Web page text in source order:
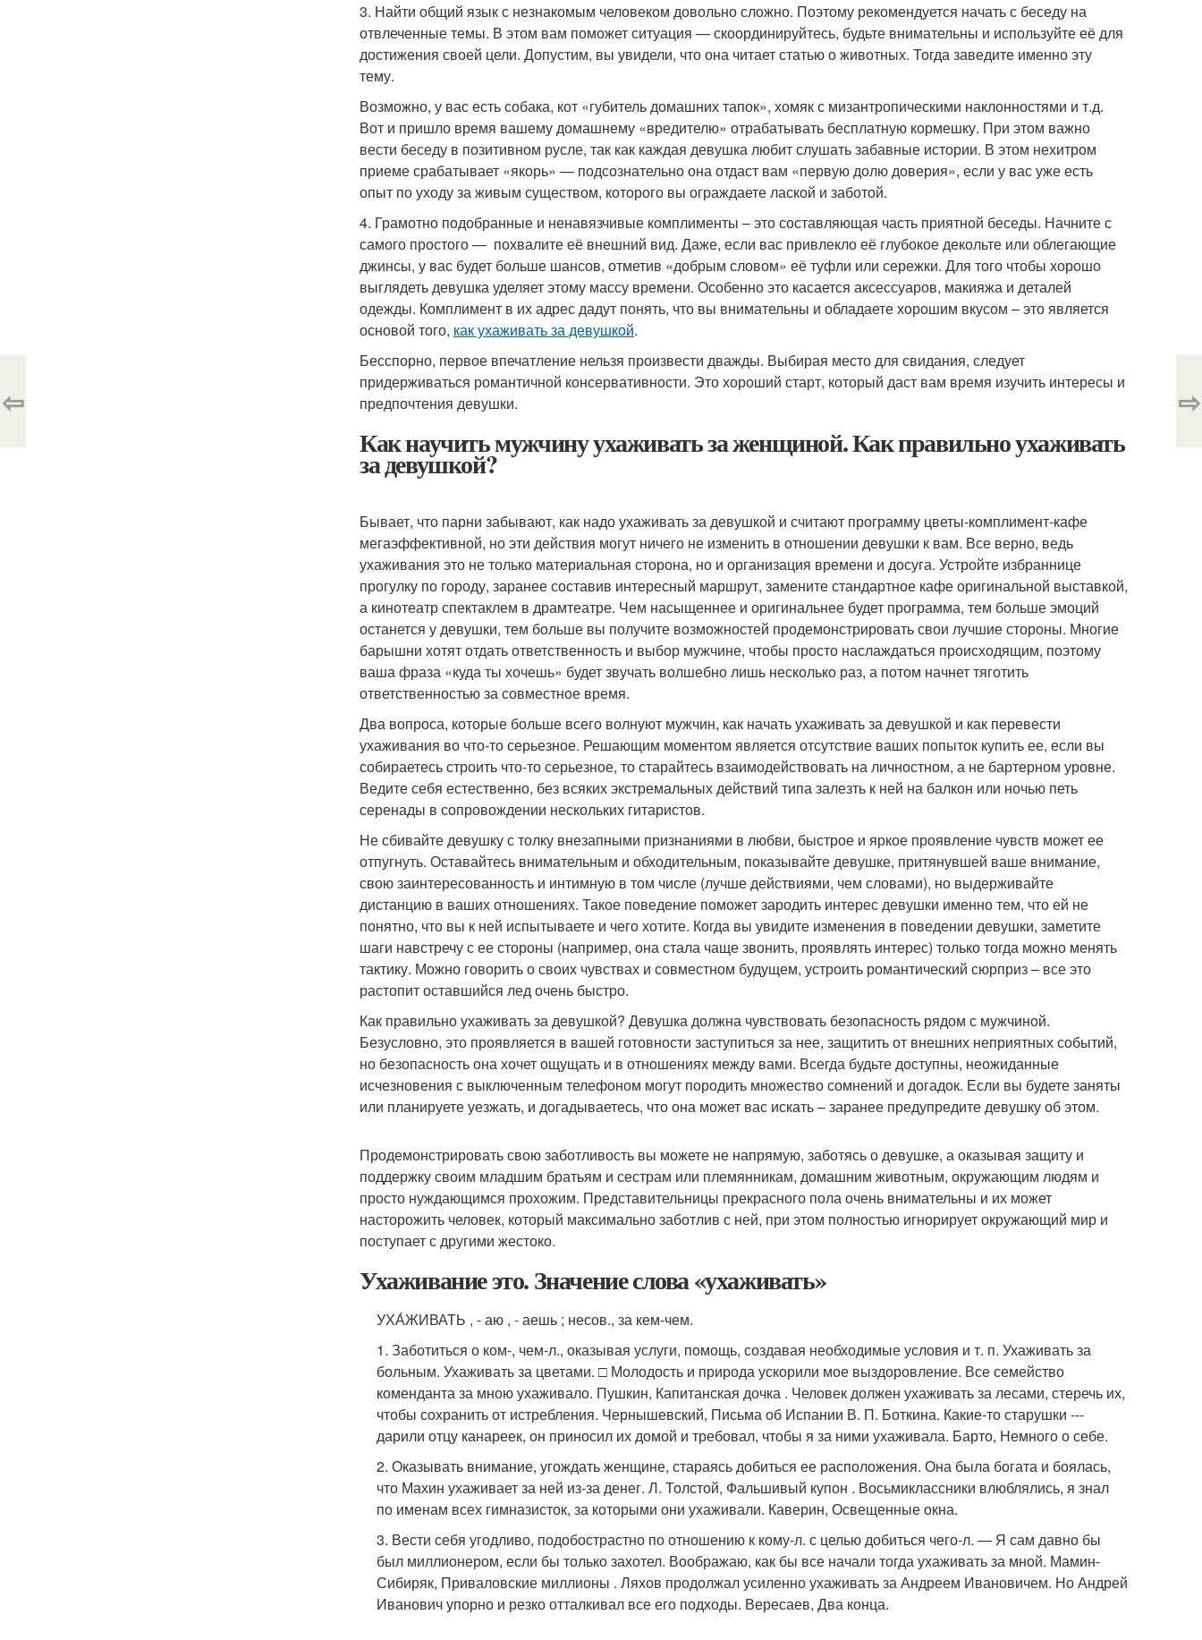
3. Найти общий язык с незнакомым человеком довольно сложно. Поэтому рекомендуется начать с беседу на
отвлеченные темы. В этом вам поможет ситуация — скоординируйтесь, будьте внимательны и используйте её для
достижения своей цели. Допустим, вы увидели, что она читает статью о животных. Тогда заведите именно эту
тему.
Возможно, у вас есть собака, кот «губитель домашних тапок», хомяк с мизантропическими наклонностями и т.д.
Вот и пришло время вашему домашнему «вредителю» отрабатывать бесплатную кормешку. При этом важно
вести беседу в позитивном русле, так как каждая девушка любит слушать забавные истории. В этом нехитром
приеме срабатывает «якорь» — подсознательно она отдаст вам «первую долю доверия», если у вас уже есть
опыт по уходу за живым существом, которого вы ограждаете лаской и заботой.
4. Грамотно подобранные и ненавязчивые комплименты – это составляющая часть приятной беседы. Начните с
самого простого — похвалите её внешний вид. Даже, если вас привлекло её глубокое декольте или облегающие
джинсы, у вас будет больше шансов, отметив «добрым словом» её туфли или сережки. Для того чтобы хорошо
выглядеть девушка уделяет этому массу времени. Особенно это касается аксессуаров, макияжа и деталей
одежды. Комплимент в их адрес дадут понять, что вы внимательны и обладаете хорошим вкусом – это является
основой того, как ухаживать за девушкой.
Бесспорно, первое впечатление нельзя произвести дважды. Выбирая место для свидания, следует
придерживаться романтичной консервативности. Это хороший старт, который даст вам время изучить интересы и
предпочтения девушки.
Как научить мужчину ухаживать за женщиной. Как правильно ухаживать
за девушкой?
Бывает, что парни забывают, как надо ухаживать за девушкой и считают программу цветы-комплимент-кафе
мегаэффективной, но эти действия могут ничего не изменить в отношении девушки к вам. Все верно, ведь
ухаживания это не только материальная сторона, но и организация времени и досуга. Устройте избраннице
прогулку по городу, заранее составив интересный маршрут, замените стандартное кафе оригинальной выставкой,
а кинотеатр спектаклем в драмтеатре. Чем насыщеннее и оригинальнее будет программа, тем больше эмоций
останется у девушки, тем больше вы получите возможностей продемонстрировать свои лучшие стороны. Многие
барышни хотят отдать ответственность и выбор мужчине, чтобы просто наслаждаться происходящим, поэтому
ваша фраза «куда ты хочешь» будет звучать волшебно лишь несколько раз, а потом начнет тяготить
ответственностью за совместное время.
Два вопроса, которые больше всего волнуют мужчин, как начать ухаживать за девушкой и как перевести
ухаживания во что-то серьезное. Решающим моментом является отсутствие ваших попыток купить ее, если вы
собираетесь строить что-то серьезное, то старайтесь взаимодействовать на личностном, а не бартерном уровне.
Ведите себя естественно, без всяких экстремальных действий типа залезть к ней на балкон или ночью петь
серенады в сопровождении нескольких гитаристов.
Не сбивайте девушку с толку внезапными признаниями в любви, быстрое и яркое проявление чувств может ее
отпугнуть. Оставайтесь внимательным и обходительным, показывайте девушке, притянувшей ваше внимание,
свою заинтересованность и интимную в том числе (лучше действиями, чем словами), но выдерживайте
дистанцию в ваших отношениях. Такое поведение поможет зародить интерес девушки именно тем, что ей не
понятно, что вы к ней испытываете и чего хотите. Когда вы увидите изменения в поведении девушки, заметите
шаги навстречу с ее стороны (например, она стала чаще звонить, проявлять интерес) только тогда можно менять
тактику. Можно говорить о своих чувствах и совместном будущем, устроить романтический сюрприз – все это
растопит оставшийся лед очень быстро.
Как правильно ухаживать за девушкой? Девушка должна чувствовать безопасность рядом с мужчиной.
Безусловно, это проявляется в вашей готовности заступиться за нее, защитить от внешних неприятных событий,
но безопасность она хочет ощущать и в отношениях между вами. Всегда будьте доступны, неожиданные
исчезновения с выключенным телефоном могут породить множество сомнений и догадок. Если вы будете заняты
или планируете уезжать, и догадываетесь, что она может вас искать – заранее предупредите девушку об этом.
Продемонстрировать свою заботливость вы можете не напрямую, заботясь о девушке, а оказывая защиту и
поддержку своим младшим братьям и сестрам или племянникам, домашним животным, окружающим людям и
просто нуждающимся прохожим. Представительницы прекрасного пола очень внимательны и их может
насторожить человек, который максимально заботлив с ней, при этом полностью игнорирует окружающий мир и
поступает с другими жестоко.
Ухаживание это. Значение слова «ухаживать»
УХА́ЖИВАТЬ , - аю , - аешь ; несов., за кем-чем.
1. Заботиться о ком-, чем-л., оказывая услуги, помощь, создавая необходимые условия и т. п. Ухаживать за
больным. Ухаживать за цветами. □ Молодость и природа ускорили мое выздоровление. Все семейство
коменданта за мною ухаживало. Пушкин, Капитанская дочка . Человек должен ухаживать за лесами, стеречь их,
чтобы сохранить от истребления. Чернышевский, Письма об Испании В. П. Боткина. Какие-то старушки ---
дарили отцу канареек, он приносил их домой и требовал, чтобы я за ними ухаживала. Барто, Немного о себе.
2. Оказывать внимание, угождать женщине, стараясь добиться ее расположения. Она была богата и боялась,
что Махин ухаживает за ней из-за денег. Л. Толстой, Фальшивый купон . Восьмиклассники влюблялись, я знал
по именам всех гимназисток, за которыми они ухаживали. Каверин, Освещенные окна.
3. Вести себя угодливо, подобострастно по отношению к кому-л. с целью добиться чего-л. — Я сам давно бы
был миллионером, если бы только захотел. Воображаю, как бы все начали тогда ухаживать за мной. Мамин-
Сибиряк, Приваловские миллионы . Ляхов продолжал усиленно ухаживать за Андреем Ивановичем. Но Андрей
Иванович упорно и резко отталкивал все его подходы. Вересаев, Два конца.
⇦ ⇨